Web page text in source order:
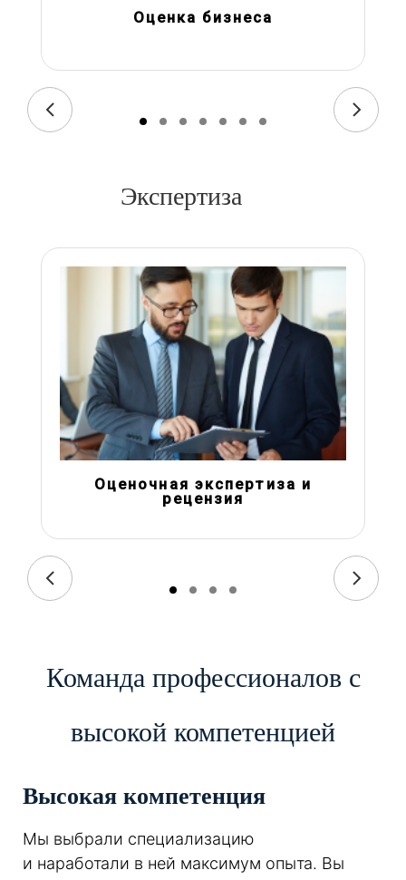
Оценка бизнеса
Экспертиза
Оценочная экспертиза и
рецензия
Команда профессионалов с
высокой компетенцией
Высокая компетенция
Мы выбрали специализацию
и наработали в ней максимум опыта. Вы